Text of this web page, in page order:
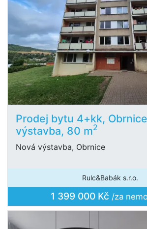
Prodej bytu 4+kk,
výstavba, 80 m2
Nová výstavba, Obrnice
Rulc&Babák s.r.o.
1 399 000 Kč /za